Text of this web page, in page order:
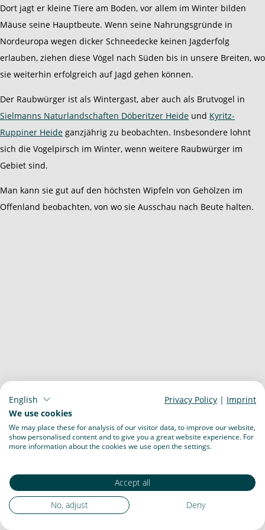
Dort jagt er kleine Tiere am Boden, vor allem im Winter bilden
Mäuse seine Hauptbeute. Wenn seine Nahrungsgründe in
Nordeuropa wegen dicker Schneedecke keinen Jagderfolg
erlauben, ziehen diese Vögel nach Süden bis in unsere Breiten, wo
sie weiterhin erfolgreich auf Jagd gehen können.
Der Raubwürger ist als Wintergast, aber auch als Brutvogel in
Sielmanns Naturlandschaften Döberitzer Heide und Kyritz-
Ruppiner Heide ganzjährig zu beobachten. Insbesondere lohnt
sich die Vogelpirsch im Winter, wenn weitere Raubwürger im
Gebiet sind.
Man kann sie gut auf den höchsten Wipfeln von Gehölzen im
Offenland beobachten, von wo sie Ausschau nach Beute halten.
English Privacy Policy | Imprint
We use cookies
We may place these for analysis of our visitor data, to improve our website,
show personalised content and to give you a great website experience. For
more information about the cookies we use open the settings.
Accept all
No, adjust
Deny